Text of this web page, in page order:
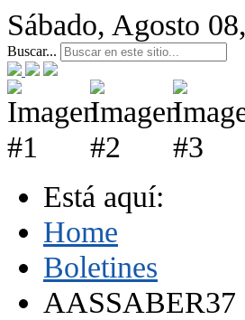
Sábado, Agosto
Buscar...
Está aquí:
Home
Boletines
AASSABER37